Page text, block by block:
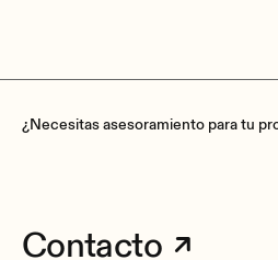
¿Necesitas asesoramiento para tu
Contacto